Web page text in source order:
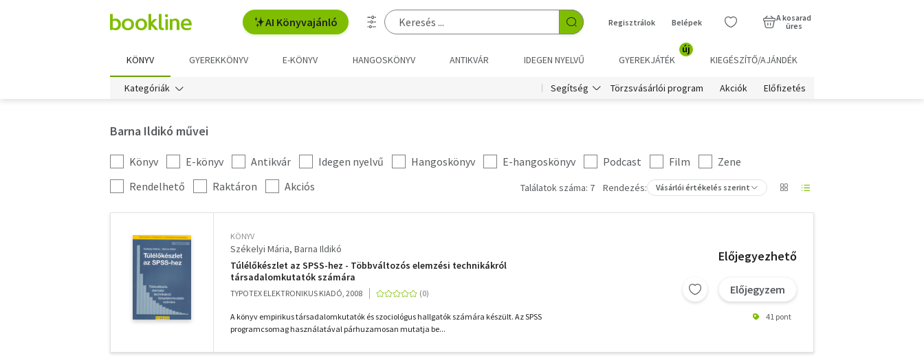
AI Könyvajánló Regisztrálok Belépek
A kosarad
üres
KÖNYV GYEREKKÖNYV E-KÖNYV HANGOSKÖNYV ANTIKVÁR IDEGEN NYELVŰ GYEREKJÁTÉK
új
KIEGÉSZÍTŐ/AJÁNDÉK
Kategóriák Segítség Törzsvásárlói program Akciók Előfizetés
Barna Ildikó művei
Kategória
szűrés
Könyv E-könyv Antikvár Idegen nyelvű Hangoskönyv E-hangoskönyv Podcast Film
Zene
További
szűrők
Rendelhető Raktáron Akciós Találatok száma: 7 Rendezés: Vásárlói értékelés szerint
KÖNYV
Székelyi Mária Barna Ildikó
Túlélőkészlet az SPSS-hez - Többváltozós elemzési technikákról
társadalomkutatók számára
TYPOTEX ELEKTRONIKUS KIADÓ, 2008
A könyv empirikus társadalomkutatók és szociológus hallgatók számára készült. Az SPSS
programcsomag használatával párhuzamosan mutatja be...
Előjegyezhető
Előjegyzem
41 pont